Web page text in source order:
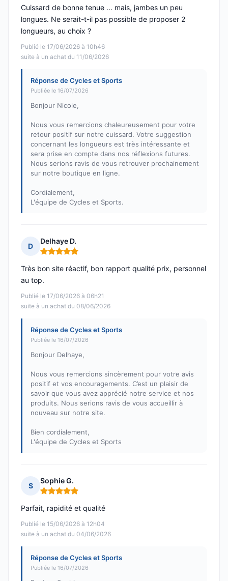
Publié le 17/06/2026 à 10h46
suite à un achat du 11/06/2026
Cuissard de bonne tenue ... mais, jambes un peu
longues. Ne serait-t-il pas possible de proposer 2
longueurs, au choix ?
Réponse de Cycles et Sports
Publiée le 16/07/2026
Bonjour Nicole,
Nous vous remercions chaleureusement pour votre
retour positif sur notre cuissard. Votre suggestion
concernant les longueurs est très intéressante et
sera prise en compte dans nos réflexions futures.
Nous serions ravis de vous retrouver prochainement
sur notre boutique en ligne.
Cordialement,
L'équipe de Cycles et Sports.
D
Delhaye D.
Note : 5 sur 5
Publié le 17/06/2026 à 06h21
suite à un achat du 08/06/2026
Très bon site réactif, bon rapport qualité prix, personnel
au top.
Réponse de Cycles et Sports
Publiée le 16/07/2026
Bonjour Delhaye,
Nous vous remercions sincèrement pour votre avis
positif et vos encouragements. C’est un plaisir de
savoir que vous avez apprécié notre service et nos
produits. Nous serions ravis de vous accueillir à
nouveau sur notre site.
Bien cordialement,
L'équipe de Cycles et Sports
S
Sophie G.
Note : 5 sur 5
Publié le 15/06/2026 à 12h04
suite à un achat du 04/06/2026
Parfait, rapidité et qualité
Réponse de Cycles et Sports
Publiée le 16/07/2026